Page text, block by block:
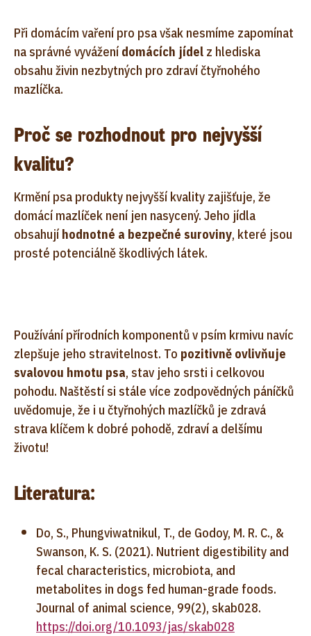
Při domácím vaření pro psa však nesmíme zapomínat
na správné vyvážení domácích jídel z hlediska
obsahu živin nezbytných pro zdraví čtyřnohého
mazlíčka.
Proč se rozhodnout pro nejvyšší
kvalitu?
Krmění psa produkty nejvyšší kvality zajišťuje, že
domácí mazlíček není jen nasycený. Jeho jídla
obsahují hodnotné a bezpečné suroviny, které jsou
prosté potenciálně škodlivých látek.
Používání přírodních komponentů v psím krmivu navíc
zlepšuje jeho stravitelnost. To pozitivně ovlivňuje
svalovou hmotu psa, stav jeho srsti i celkovou
pohodu. Naštěstí si stále více zodpovědných páníčků
uvědomuje, že i u čtyřnohých mazlíčků je zdravá
strava klíčem k dobré pohodě, zdraví a delšímu
životu!
Literatura:
Do, S., Phungviwatnikul, T., de Godoy, M. R. C., &
Swanson, K. S. (2021). Nutrient digestibility and
fecal characteristics, microbiota, and
metabolites in dogs fed human-grade foods.
Journal of animal science, 99(2), skab028.
https://doi.org/10.1093/jas/skab028